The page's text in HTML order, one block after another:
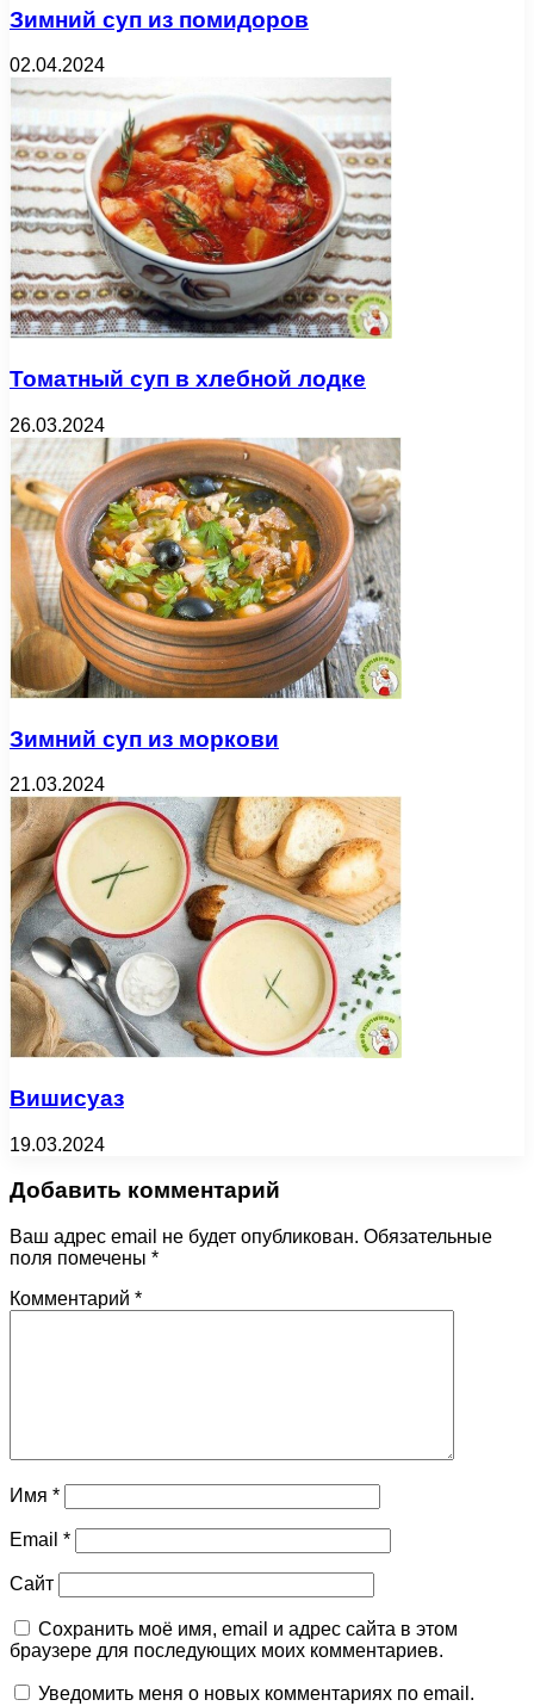
Зимний суп из помидоров
02.04.2024
Томатный суп в хлебной лодке
26.03.2024
Зимний суп из моркови
21.03.2024
Вишисуаз
19.03.2024
Добавить комментарий
Ваш адрес email не будет опубликован. Обязательные
поля помечены *
Комментарий *
Имя *
Email *
Сайт
Сохранить моё имя, email и адрес сайта в этом
браузере для последующих моих комментариев.
Уведомить меня о новых комментариях по email.